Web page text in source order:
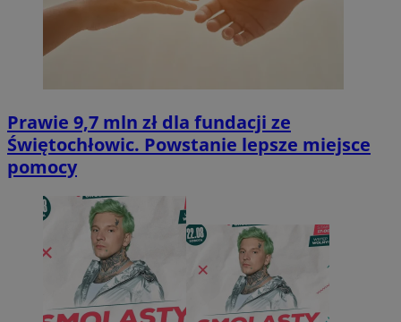
Prawie 9,7 mln zł dla fundacji ze
Świętochłowic. Powstanie lepsze miejsce
pomocy